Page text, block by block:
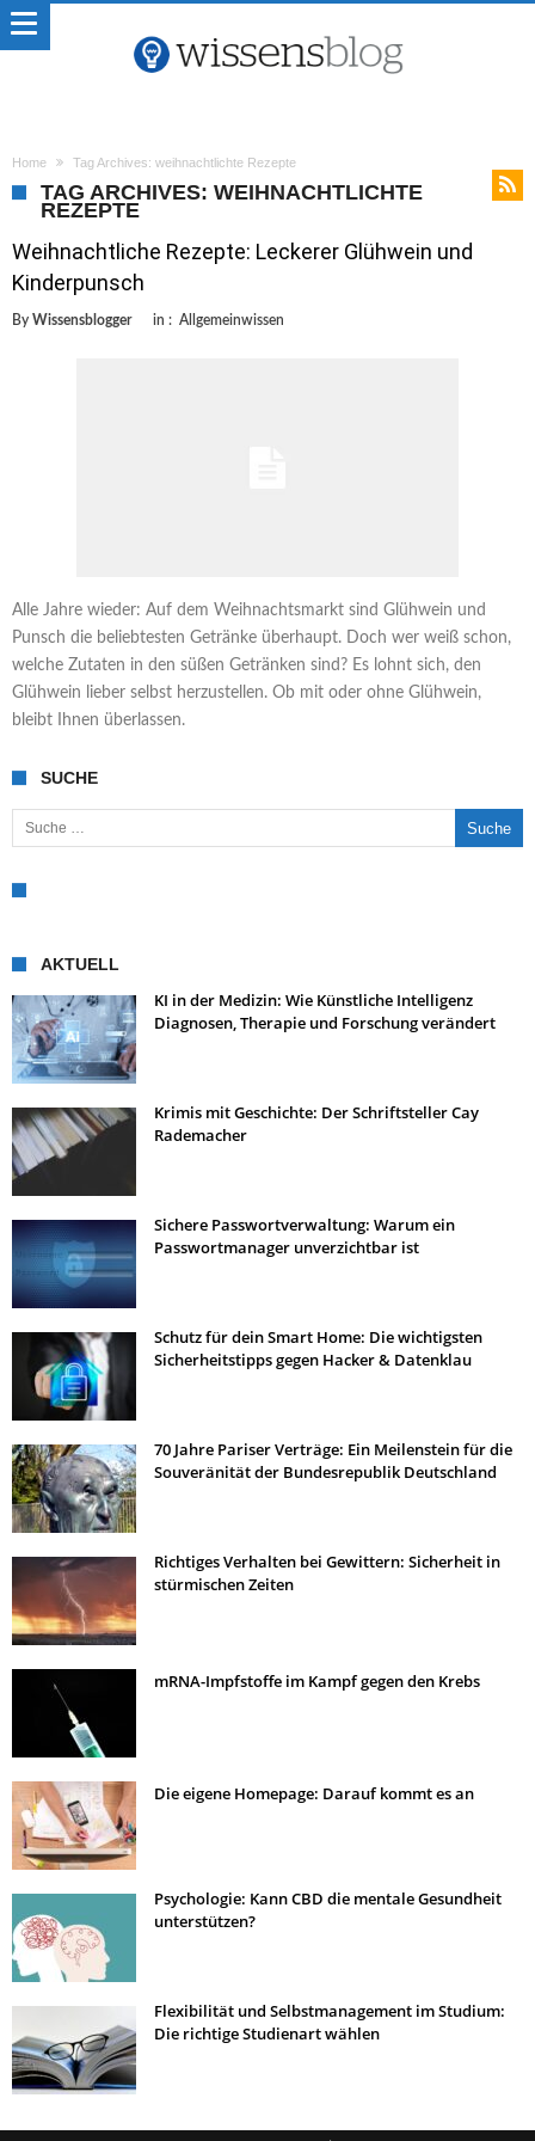
Home Tag Archives: weihnachtlichte Rezepte
TAG ARCHIVES: WEIHNACHTLICHTE
REZEPTE
Weihnachtliche Rezepte: Leckerer Glühwein und
Kinderpunsch
By Wissensblogger in : Allgemeinwissen
Alle Jahre wieder: Auf dem Weihnachtsmarkt sind Glühwein und
Punsch die beliebtesten Getränke überhaupt. Doch wer weiß schon,
welche Zutaten in den süßen Getränken sind? Es lohnt sich, den
Glühwein lieber selbst herzustellen. Ob mit oder ohne Glühwein,
bleibt Ihnen überlassen.
SUCHE
Suche nach:
AKTUELL
KI in der Medizin: Wie Künstliche Intelligenz
Diagnosen, Therapie und Forschung verändert
Krimis mit Geschichte: Der Schriftsteller Cay
Rademacher
Sichere Passwortverwaltung: Warum ein
Passwortmanager unverzichtbar ist
Schutz für dein Smart Home: Die wichtigsten
Sicherheitstipps gegen Hacker & Datenklau
70 Jahre Pariser Verträge: Ein Meilenstein für die
Souveränität der Bundesrepublik Deutschland
Richtiges Verhalten bei Gewittern: Sicherheit in
stürmischen Zeiten
mRNA-Impfstoffe im Kampf gegen den Krebs
Die eigene Homepage: Darauf kommt es an
Psychologie: Kann CBD die mentale Gesundheit
unterstützen?
Flexibilität und Selbstmanagement im Studium:
Die richtige Studienart wählen